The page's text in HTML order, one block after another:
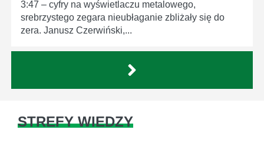
3:47 – cyfry na wyświetlaczu metalowego,
srebrzystego zegara nieubłaganie zbliżały się do
zera. Janusz Czerwiński,...
STREFY WIEDZY